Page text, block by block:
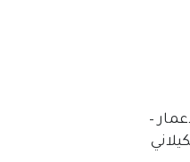
–